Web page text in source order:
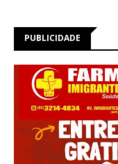
PUBLICIDADE